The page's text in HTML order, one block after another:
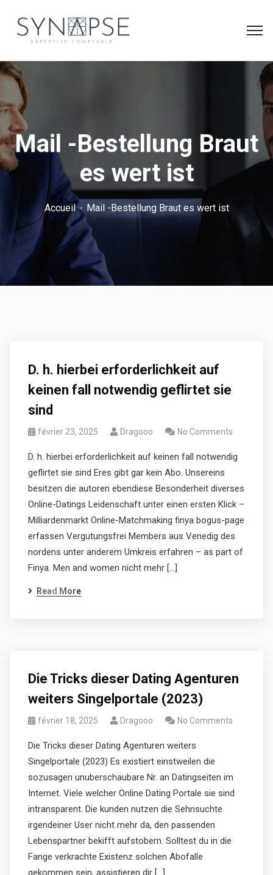
Mail -Bestellung Braut
es wert ist
Accueil Mail -Bestellung Braut es wert ist
D. h. hierbei erforderlichkeit auf
keinen fall notwendig geflirtet sie
sind
février 23, 2025 Dragooo No Comments
D. h. hierbei erforderlichkeit auf keinen fall notwendig
geflirtet sie sind Eres gibt gar kein Abo. Unsereins
besitzen die autoren ebendiese Besonderheit diverses
Online-Datings Leidenschaft unter einen ersten Klick –
Milliardenmarkt Online-Matchmaking finya bogus-page
erfassen Vergutungsfrei Members aus Venedig des
nordens unter anderem Umkreis erfahren – as part of
Finya. Men and women nicht mehr […]
Read More
Die Tricks dieser Dating Agenturen
weiters Singelportale (2023)
février 18, 2025 Dragooo No Comments
Die Tricks dieser Dating Agenturen weiters
Singelportale (2023) Es existiert einstweilen die
sozusagen unuberschaubare Nr. an Datingseiten im
Internet. Viele welcher Online Dating Portale sie sind
intransparent. Die kunden nutzen die Sehnsuchte
irgendeiner User nicht mehr da, den passenden
Lebenspartner bekifft aufstobern. Solltest du in die
Fange verkrachte Existenz solchen Abofalle
gekommen sein, assistieren dir […]